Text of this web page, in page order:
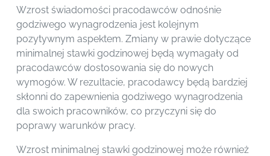
Wzrost świadomości pracodawców odnośnie
godziwego wynagrodzenia jest kolejnym
pozytywnym aspektem. Zmiany w prawie dotyczące
minimalnej stawki godzinowej będą wymagały od
pracodawców dostosowania się do nowych
wymogów. W rezultacie, pracodawcy będą bardziej
skłonni do zapewnienia godziwego wynagrodzenia
dla swoich pracowników, co przyczyni się do
poprawy warunków pracy.
Wzrost minimalnej stawki godzinowej może również